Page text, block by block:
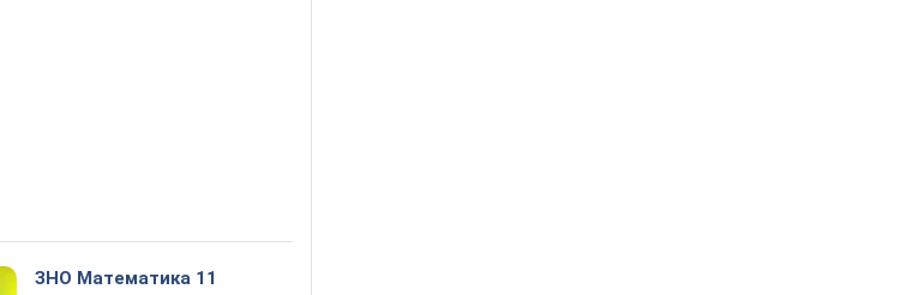
ЗНО Математика 11